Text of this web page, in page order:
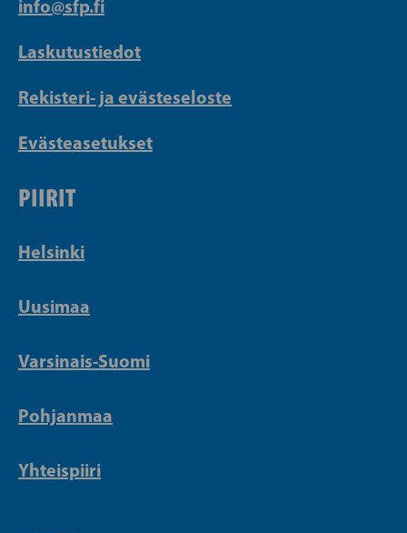
info@sfp.fi
Laskutustiedot
Rekisteri- ja evästeseloste
Evästeasetukset
PIIRIT
Helsinki
Uusimaa
Varsinais-Suomi
Pohjanmaa
Yhteispiiri